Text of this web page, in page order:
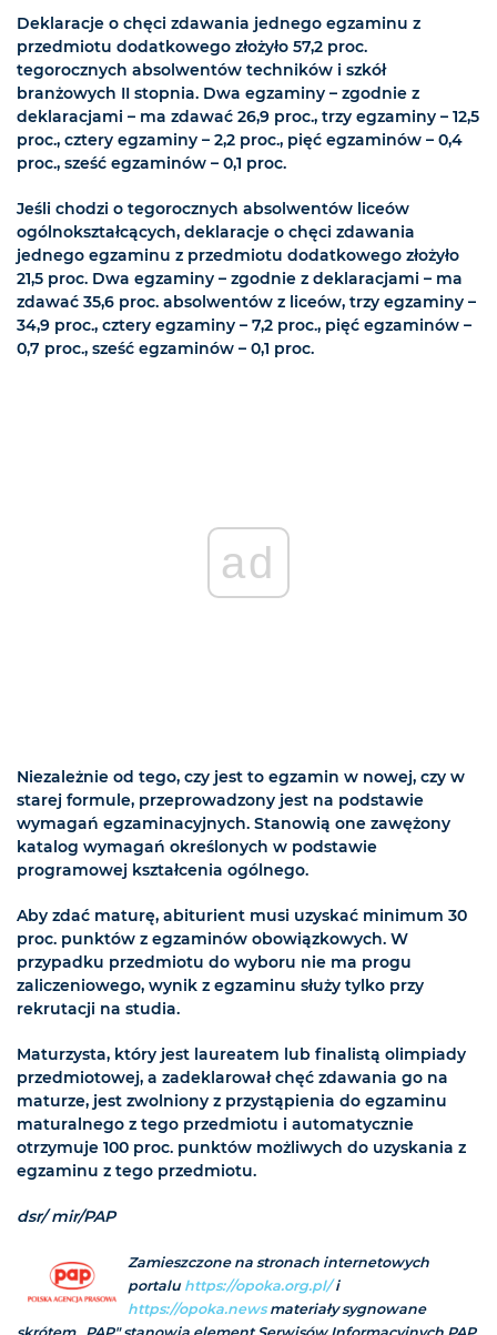
Deklaracje o chęci zdawania jednego egzaminu z
przedmiotu dodatkowego złożyło 57,2 proc.
tegorocznych absolwentów techników i szkół
branżowych II stopnia. Dwa egzaminy – zgodnie z
deklaracjami – ma zdawać 26,9 proc., trzy egzaminy – 12,5
proc., cztery egzaminy – 2,2 proc., pięć egzaminów – 0,4
proc., sześć egzaminów – 0,1 proc.
Jeśli chodzi o tegorocznych absolwentów liceów
ogólnokształcących, deklaracje o chęci zdawania
jednego egzaminu z przedmiotu dodatkowego złożyło
21,5 proc. Dwa egzaminy – zgodnie z deklaracjami – ma
zdawać 35,6 proc. absolwentów z liceów, trzy egzaminy –
34,9 proc., cztery egzaminy – 7,2 proc., pięć egzaminów –
0,7 proc., sześć egzaminów – 0,1 proc.
ad
Niezależnie od tego, czy jest to egzamin w nowej, czy w
starej formule, przeprowadzony jest na podstawie
wymagań egzaminacyjnych. Stanowią one zawężony
katalog wymagań określonych w podstawie
programowej kształcenia ogólnego.
Aby zdać maturę, abiturient musi uzyskać minimum 30
proc. punktów z egzaminów obowiązkowych. W
przypadku przedmiotu do wyboru nie ma progu
zaliczeniowego, wynik z egzaminu służy tylko przy
rekrutacji na studia.
Maturzysta, który jest laureatem lub finalistą olimpiady
przedmiotowej, a zadeklarował chęć zdawania go na
maturze, jest zwolniony z przystąpienia do egzaminu
maturalnego z tego przedmiotu i automatycznie
otrzymuje 100 proc. punktów możliwych do uzyskania z
egzaminu z tego przedmiotu.
dsr/ mir/PAP
Zamieszczone na stronach internetowych
portalu https://opoka.org.pl/i
https://opoka.newsmateriały sygnowane